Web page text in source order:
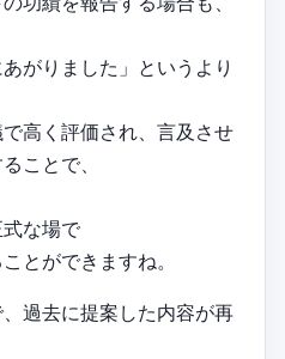
がりました」というより
で高く評価され、言及させ
ことで、
な場で
とができますね。
過去に提案した内容が再